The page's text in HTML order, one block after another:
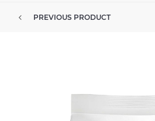
PREVIOUS PRODUCT